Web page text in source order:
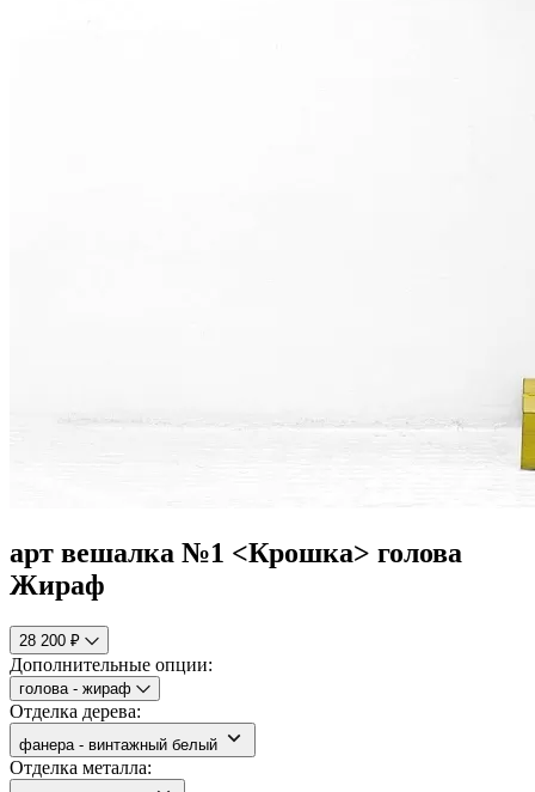
арт вешалка №1 <Крошка> голова
Жираф
28 200 ₽
Дополнительные опции:
голова - жираф
Отделка дерева:
фанера - винтажный белый
Отделка металла: